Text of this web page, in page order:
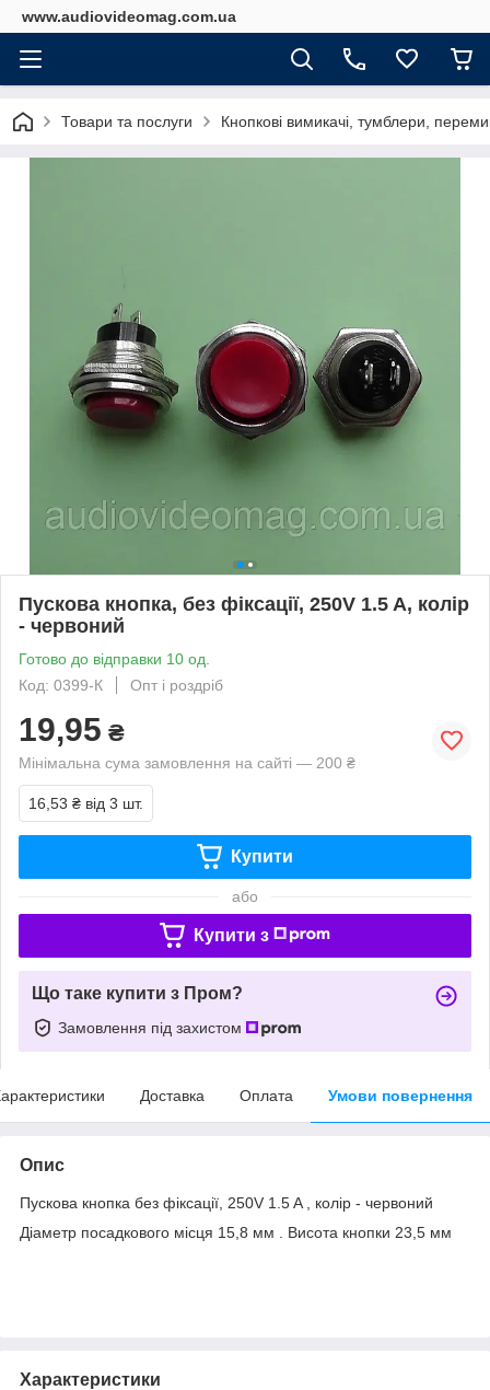
www.audiovideomag.com.ua
Товари та послуги Кнопкові вимикачі, тумблери,
Пускова кнопка, без фіксації, 250V 1.5 A, колір
- червоний
Готово до відправки 10 од.
Код: 0399-К
Опт і роздріб
19,95 ₴
Мінімальна сума замовлення на сайті — 200 ₴
16,53 ₴ від 3 шт.
Купити
або
Купити з
Що таке купити з Пром?
Замовлення під захистом
Доставка Оплата Умови повернення
Опис
Пускова кнопка без фіксації, 250V 1.5 A , колір - червоний
Діаметр посадкового місця 15,8 мм . Висота кнопки 23,5 мм
Характеристики